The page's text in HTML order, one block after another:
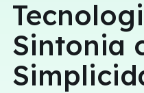
Sintonia